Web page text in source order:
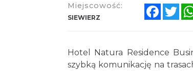
Miejscowość:
SIEWIERZ
Hotel Natura Residence
szybką komunikację na